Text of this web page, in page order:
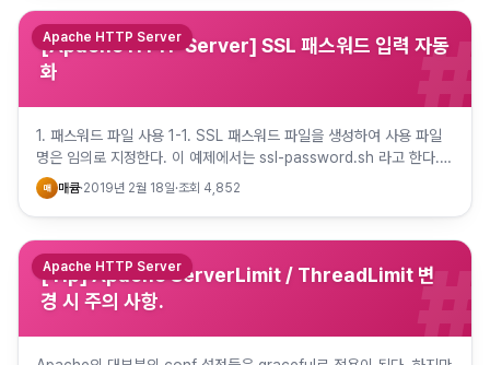
[Apache HTTP Server] SSL 패스워드 입력 자동
화
#
Apache HTTP Server
1. 패스워드 파일 사용 1-1. SSL 패스워드 파일을 생성하여 사용 파일
명은 임의로 지정한다. 이 예제에서는 ssl-password.sh 라고 한다.
파일 권한은 최소화한다. 700이 좋다. #…
매 매큠·2019년 2월 18일·조회 4,852
[Tip] Apache ServerLimit / ThreadLimit 변
경 시 주의 사항.
#
Apache HTTP Server